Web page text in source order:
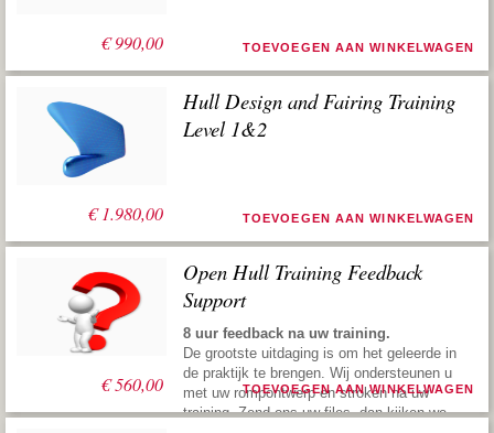
€990,00 TOEVOEGEN AAN WINKELWAGEN
€1.980,00
Hull Design and Fairing Training
Level 1&2
TOEVOEGEN AAN WINKELWAGEN
€560,00
Open Hull Training Feedback
Support
8 uur feedback na uw training.
De grootste uitdaging is om het geleerde in
de praktijk te brengen. Wij ondersteunen u
met uw rompontwerp en stroken na uw
training. Zend ons uw files, dan kijken we
TOEVOEGEN AAN WINKELWAGEN